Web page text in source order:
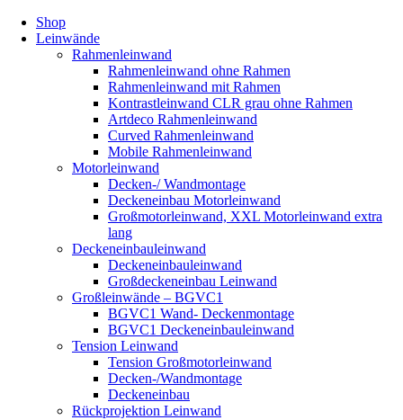
Shop
Leinwände
Rahmenleinwand
Rahmenleinwand ohne Rahmen
Rahmenleinwand mit Rahmen
Kontrastleinwand CLR grau ohne Rahmen
Artdeco Rahmenleinwand
Curved Rahmenleinwand
Mobile Rahmenleinwand
Motorleinwand
Decken-/ Wandmontage
Deckeneinbau Motorleinwand
Großmotorleinwand, XXL Motorleinwand extra
lang
Deckeneinbauleinwand
Deckeneinbauleinwand
Großdeckeneinbau Leinwand
Großleinwände – BGVC1
BGVC1 Wand- Deckenmontage
BGVC1 Deckeneinbauleinwand
Tension Leinwand
Tension Großmotorleinwand
Decken-/Wandmontage
Deckeneinbau
Rückprojektion Leinwand